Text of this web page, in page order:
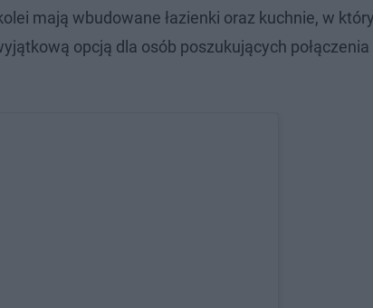
mają wbudowane łazienki oraz kuchnie, w
opcją dla osób poszukujących połączenia